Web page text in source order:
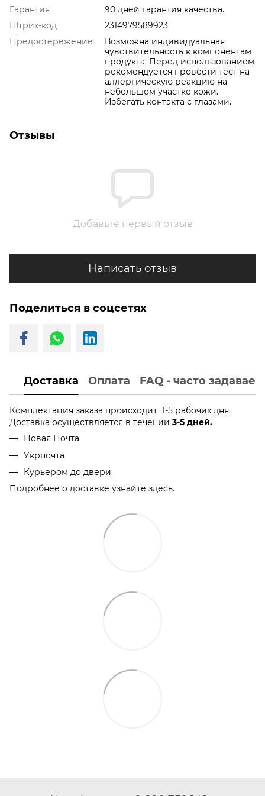
Гарантия
90 дней гарантия качества.
Штрих-код
2314979589923
Предостережение
Возможна индивидуальная
чувствительность к компонентам
продукта. Перед использованием
рекомендуется провести тест на
аллергическую реакцию на
небольшом участке кожи.
Избегать контакта с глазами.
Отзывы
Добавьте первый отзыв
Написать отзыв
Поделиться в соцсетях
Доставка Оплата FAQ - часто
Комплектация заказа происходит 1-5 рабочих дня.
Доставка осуществляется в течении 3-5 дней.
Новая Почта
Укрпочта
Курьером до двери
Подробнее о доставке узнайте здесь.